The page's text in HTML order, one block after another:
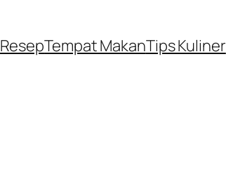
ResepTempat MakanTips Kuliner